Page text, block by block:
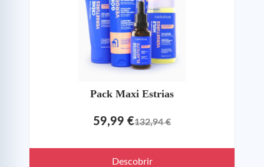
Pack Maxi Estrias
59,99 €132,94 €
Descobrir